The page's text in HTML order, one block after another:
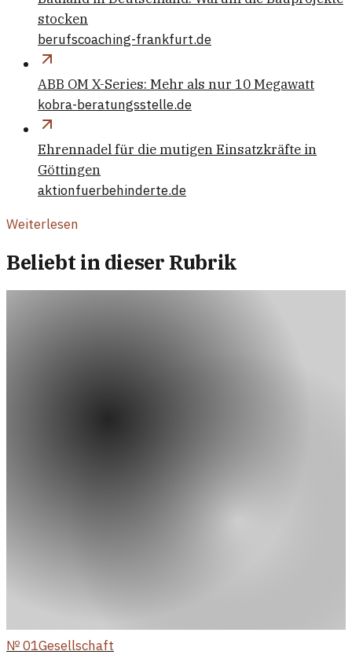
stocken
berufscoaching-frankfurt.de
ABB OM X-Series: Mehr als nur 10 Megawatt
kobra-beratungsstelle.de
Ehrennadel für die mutigen Einsatzkräfte in
Göttingen
aktionfuerbehinderte.de
Weiterlesen
Beliebt in dieser Rubrik
№01Gesellschaft